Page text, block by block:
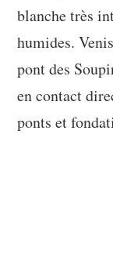
blanche très
humides.
pont des
en contact
ponts et